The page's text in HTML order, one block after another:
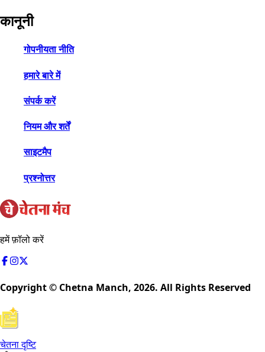
कानूनी
गोपनीयता नीति
हमारे बारे में
संपर्क करें
नियम और शर्तें
साइटमैप
प्रश्नोत्तर
हमें फ़ॉलो करें
Copyright © Chetna Manch, 2026. All Rights Reserved
चेतना दृष्टि